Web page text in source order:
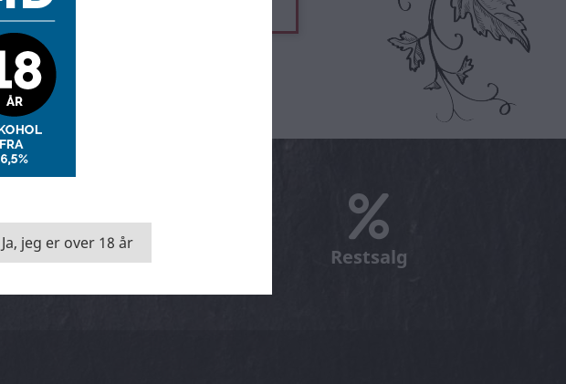
Månedens vin Restsalg
Ja, jeg er over 18 år